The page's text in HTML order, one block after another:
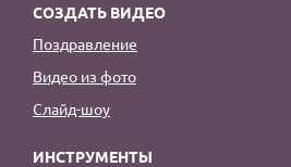
СОЗДАТЬ ВИДЕО
Поздравление
Видео из фото
Слайд-шоу
ИНСТРУМЕНТЫ